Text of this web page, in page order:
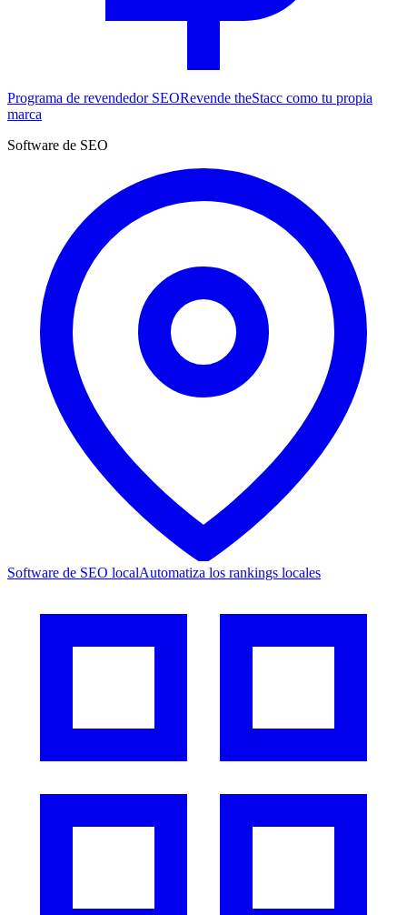
Programa de revendedor SEORevende theStacc como tu propia
marca
Software de SEO
Software de SEO localAutomatiza los rankings locales